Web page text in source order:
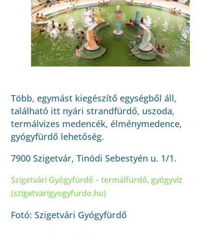
Több, egymást kiegészítő egységből áll,
található itt nyári strandfürdő, uszoda,
termálvizes medencék, élménymedence,
gyógyfürdő lehetőség.
7900 Szigetvár, Tinódi Sebestyén u. 1/1.
Szigetvári Gyógyfürdő – termálfürdő, gyógyvíz
(szigetvarigyogyfurdo.hu)
Fotó: Szigetvári Gyógyfürdő